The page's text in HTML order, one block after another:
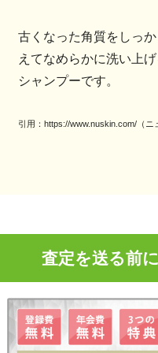
古くなった角質をしっ
えてなめらかに洗い上
シャンプーです。
引用：https://www.nuskin.com/（ニ
査定を送る前